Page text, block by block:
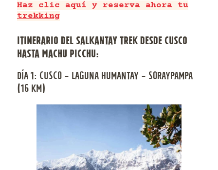
Haz clic aquí y reserva ahora tu
trekking
ITINERARIO DEL SALKANTAY TREK DESDE CUSCO
HASTA MACHU PICCHU:
DÍA 1: CUSCO – LAGUNA HUMANTAY – SORAYPAMPA
(16 KM)